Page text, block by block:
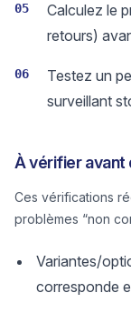
05
Calculez le
retours)
06
Testez un
surveillant
À vérifier avant
Ces vérifications
problèmes “non
Variantes/
corresponde